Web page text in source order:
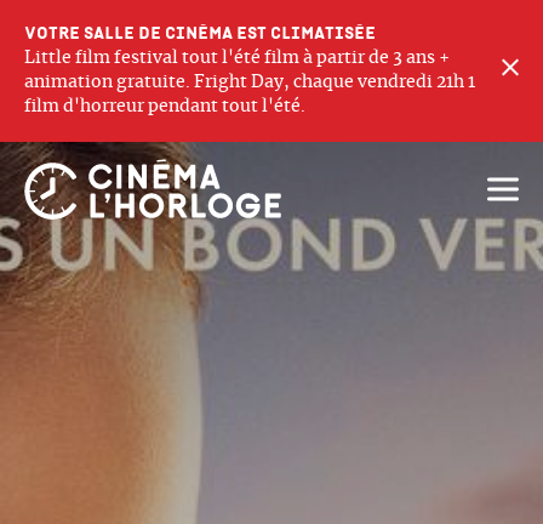
Votre salle de cinéma est climatisée
Little film festival tout l'été film à partir de 3 ans +
animation gratuite. Fright Day, chaque vendredi 21h 1
film d'horreur pendant tout l'été.